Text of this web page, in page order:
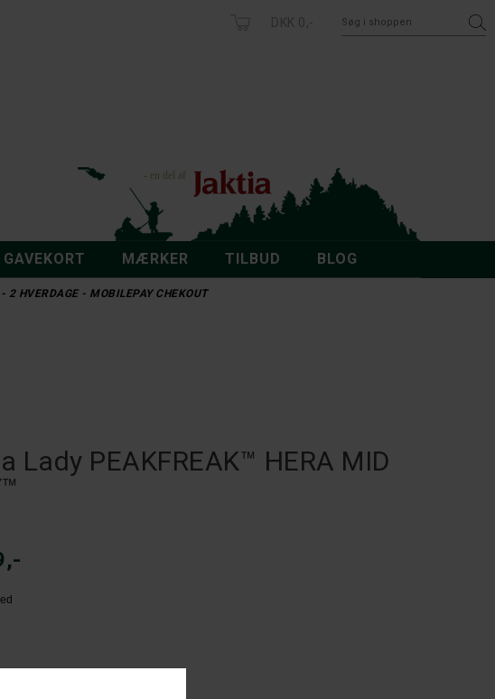
DKK 0,-
GAVEKORT MÆRKER TILBUD BLOG
HVERDAGE - MOBILEPAY CHEKOUT
Lady PEAKFREAK™ HERA MID